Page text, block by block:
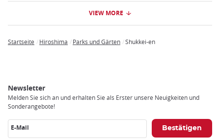
VIEW MORE
Startseite Hiroshima Parks und Gärten Shukkei-en
Newsletter
Melden Sie sich an und erhalten Sie als Erster unsere Neuigkeiten und
Sonderangebote!
E-Mail